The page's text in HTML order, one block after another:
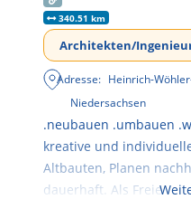
340.51 km
Architekten/
Adresse: Heinrich-
Niedersachsen
.neubauen .umbauen
kreative und
Altbauten, Planen
dauerhaft. Als Freie